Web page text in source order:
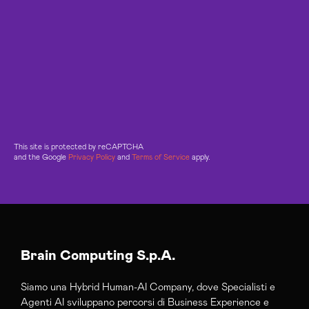
This site is protected by reCAPTCHA
and the Google Privacy Policy and Terms of Service apply.
Brain Computing S.p.A.
Siamo una Hybrid Human-AI Company, dove Specialisti e
Agenti AI sviluppano percorsi di Business Experience e